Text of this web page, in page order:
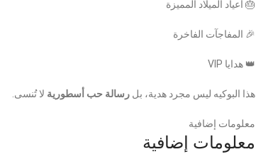
🎂 أعياد الميلاد المميزة
🎉 المفاجآت الفاخرة
👑 هدايا VIP
هذا البوكيه ليس مجرد هدية، بل رسالة حب أسطورية لا تُنسى.
معلومات إضافية
معلومات إضافية